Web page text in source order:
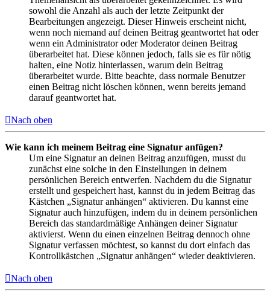
sowohl die Anzahl als auch der letzte Zeitpunkt der
Bearbeitungen angezeigt. Dieser Hinweis erscheint nicht,
wenn noch niemand auf deinen Beitrag geantwortet hat oder
wenn ein Administrator oder Moderator deinen Beitrag
überarbeitet hat. Diese können jedoch, falls sie es für nötig
halten, eine Notiz hinterlassen, warum dein Beitrag
überarbeitet wurde. Bitte beachte, dass normale Benutzer
einen Beitrag nicht löschen können, wenn bereits jemand
darauf geantwortet hat.
Nach oben
Wie kann ich meinem Beitrag eine Signatur anfügen?
Um eine Signatur an deinen Beitrag anzufügen, musst du
zunächst eine solche in den Einstellungen in deinem
persönlichen Bereich entwerfen. Nachdem du die Signatur
erstellt und gespeichert hast, kannst du in jedem Beitrag das
Kästchen „Signatur anhängen“ aktivieren. Du kannst eine
Signatur auch hinzufügen, indem du in deinem persönlichen
Bereich das standardmäßige Anhängen deiner Signatur
aktivierst. Wenn du einen einzelnen Beitrag dennoch ohne
Signatur verfassen möchtest, so kannst du dort einfach das
Kontrollkästchen „Signatur anhängen“ wieder deaktivieren.
Nach oben